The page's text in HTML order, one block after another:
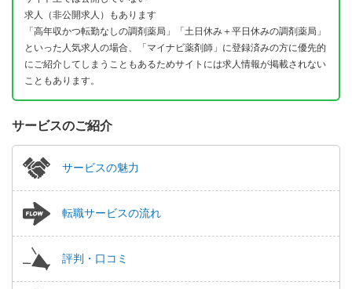
求人（非公開求人）もあります
「高年収かつ転勤なしの調剤薬局」「土日休み＋平日休みの調剤薬局」
といった人気求人の場合、「マイナビ薬剤師」に登録済みの方に優先的
にご紹介してしまうこともあるためサイトには求人情報が掲載されない
こともあります。
サービスのご紹介
サービスの魅力
転職サービスの流れ
評判・口コミ